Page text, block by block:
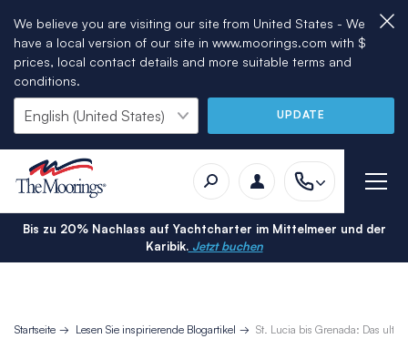
We believe you are visiting our site from United States - We
have a local version of our site in www.moorings.com with $
prices, local contact details and more suitable terms and
conditions.
UPDATE
Bis zu 20% Nachlass auf Yachtcharter im Mittelmeer und der
Karibik.Jetzt buchen
Startseite Lesen Sie inspirierende Blogartikel St. Lucia bis Grenada: Das